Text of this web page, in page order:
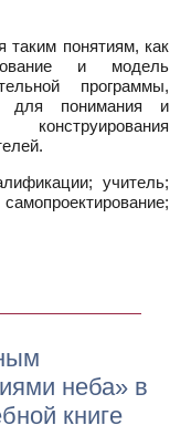
таким понятиям, как
и модель
программы,
для понимания и
учитель;
неба» в
книге